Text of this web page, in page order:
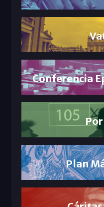
Conferencia
Plan